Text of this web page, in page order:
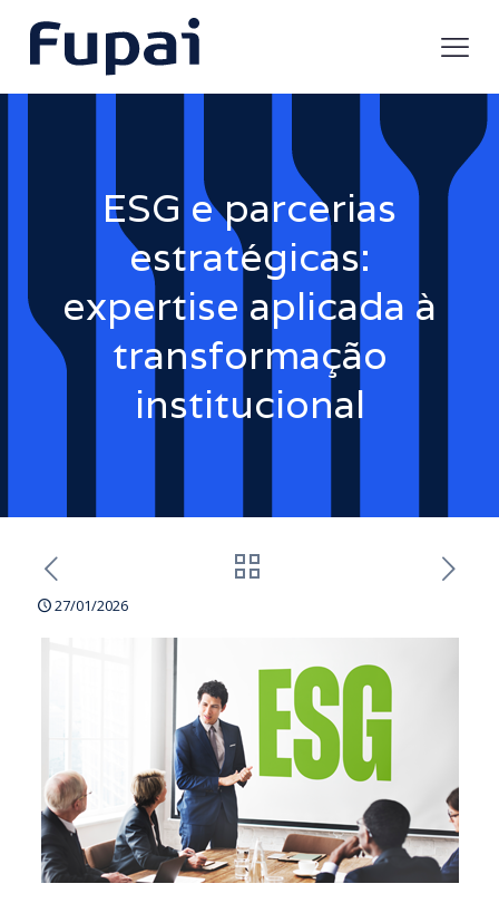
ESG e parcerias
estratégicas:
expertise aplicada à
transformação
institucional
27/01/2026